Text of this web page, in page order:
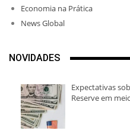
Economia na Prática
News Global
NOVIDADES
Expectativas
Reserve em